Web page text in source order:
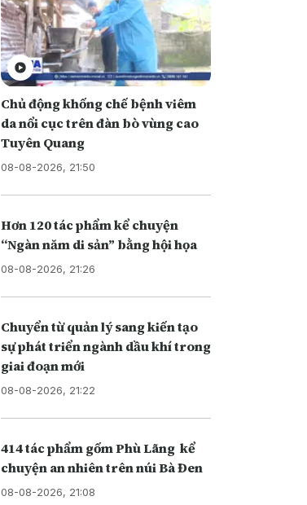
Chủ động khống chế bệnh viêm
da nổi cục trên đàn bò vùng cao
Tuyên Quang
08-08-2026, 21:50
Hơn 120 tác phẩm kể chuyện
“Ngàn năm di sản” bằng hội họa
08-08-2026, 21:26
Chuyển từ quản lý sang kiến tạo
sự phát triển ngành dầu khí trong
giai đoạn mới
08-08-2026, 21:22
414 tác phẩm gốm Phù Lãng kể
chuyện an nhiên trên núi Bà Đen
08-08-2026, 21:08